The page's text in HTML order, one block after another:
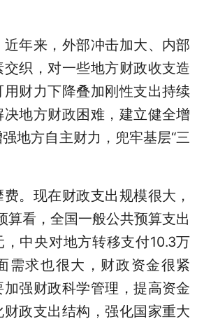
年来，外部冲击加大、内部
织，对一些地方财政收支造
用财力下降叠加刚性支出持续
地方财政困难，建立健全增
地方自主财力，兜牢基层“三
现在财政支出规模很大，
算看，全国一般公共预算支出
中央对地方转移支付10.3万
需求也很大，财政资金很紧
强财政科学管理，提高资金
政支出结构，强化国家重大